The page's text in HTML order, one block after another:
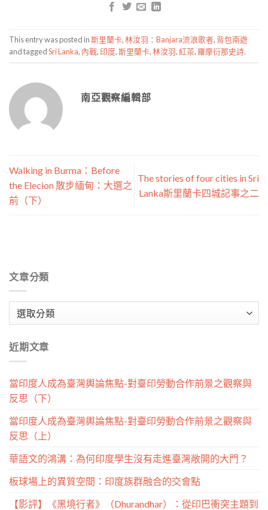
This entry was posted in斯里蘭卡,林汝羽：Banjara流浪歌者,背包南遊
and taggedSri Lanka, 內戰, 印度,斯里蘭卡,林汝羽,紅茶, 羅摩衍那史詩.
南亞觀察編輯部
Walking in Burma：Before
the Elecion 散步緬甸：大選之
前（下）
The stories of four cities in Sri
Lanka斯里蘭卡四城記事之二
文章分類
類
近期文章
當印度人成為臺灣輿論焦點-對臺印勞動合作前景之觀察與
反思（下）
當印度人成為臺灣輿論焦點-對臺印勞動合作前景之觀察與
反思（上）
華語文的鴻溝：為何印度學生沒有走進臺灣敞開的大門？
板球場上的異質空間：印度族群融合的交會點
【影評】《黑境行者》（Dhurandhar）：從印巴衝突主題到